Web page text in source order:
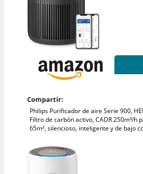
Compartir:
Philips Purificador de aire Serie 900,
Filtro de carbón activo, CADR 250m³/h
65m², silencioso, inteligente y de bajo